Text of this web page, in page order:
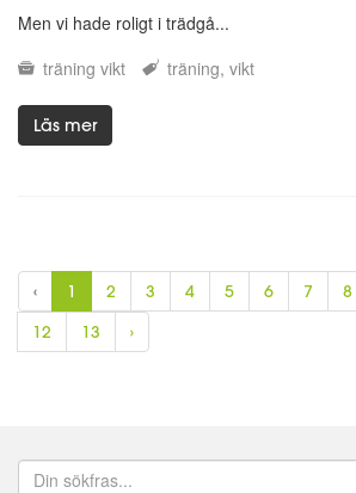
Men vi hade roligt i trädgå...
träning vikt träning vikt
Läs mer
‹ 1 2 3 4 5 6 7 8
12
13 ›